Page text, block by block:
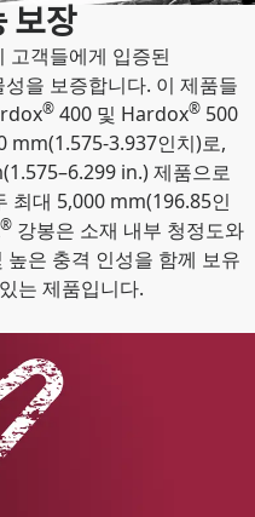
보장
고객들에게 입증된
을 보증합니다. 이 제품들
® 400 및 Hardox® 500
mm(1.575-3.937인치)로,
in.) 제품으로
최대 5,000 mm(196.85인
® 강봉은 소재 내부 청정도와
은 충격 인성을 함께 보유
는 제품입니다.